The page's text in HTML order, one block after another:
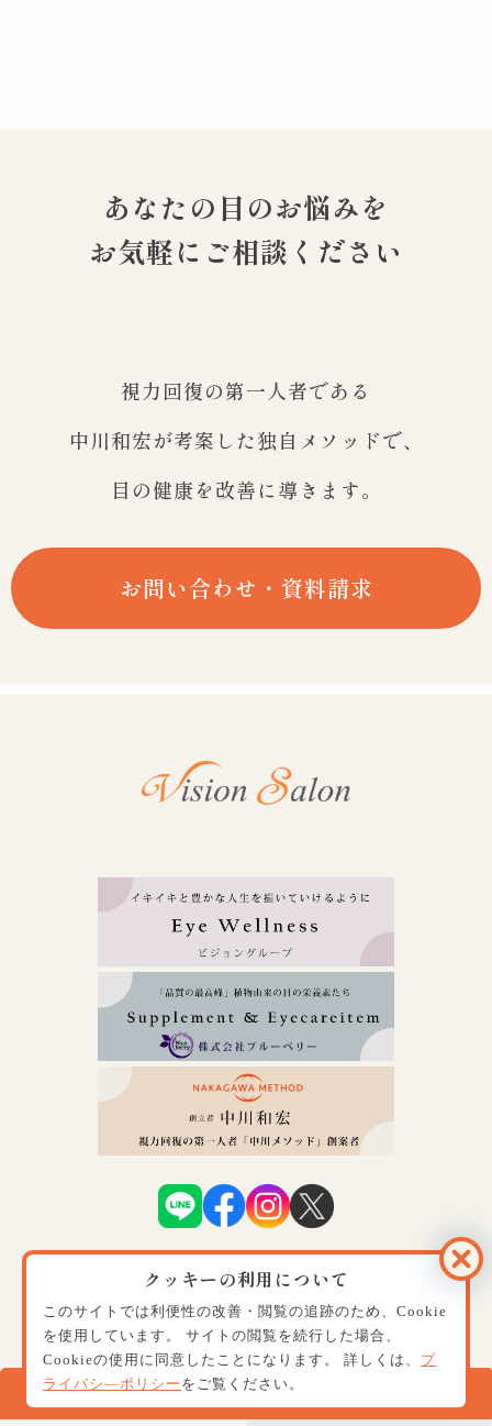
クッキーの利用について
このサイトでは利便性の改善・閲覧の追跡のため、Cookie
を使用しています。
サイトの閲覧を続行した場合、
Cookieの使用に同意したことになります。
詳しくは、 プ
ライバシ―ポリシー をご覧ください。
お問い合わせ・資料請求・ご予約
あなたの目のお悩みを
お気軽にご相談ください
視力回復の第一人者である
中川和宏が考案した独自メソッドで、
目の健康を改善に導きます。
お問い合わせ・資料請求
プライバシーポリシー
特定商取引に関する法律に基づく表記ショッピングガイド
© Copyright
ビジョンサロン視力回復トレーニング.
All rights reserved.